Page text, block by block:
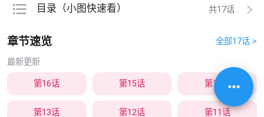
more_horiz
format_list_bulleted 目录（小图快速看） 共17
章节速览 全部17话 >
最新更新
第16话 第15话 第14话
第13话 第12话 第11话